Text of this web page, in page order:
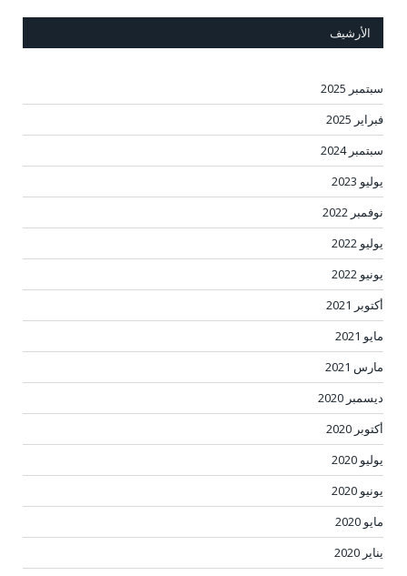
الأرشيف
سبتمبر 2025
فبراير 2025
سبتمبر 2024
يوليو 2023
نوفمبر 2022
يوليو 2022
يونيو 2022
أكتوبر 2021
مايو 2021
مارس 2021
ديسمبر 2020
أكتوبر 2020
يوليو 2020
يونيو 2020
مايو 2020
يناير 2020